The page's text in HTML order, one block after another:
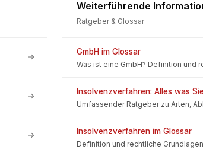
Weiterführende
Ratgeber & Glossar
GmbH im Glossar
Was ist eine GmbH? Definition und
Insolvenzverfahren: Alles was
Umfassender Ratgeber zu Arten,
Insolvenzverfahren im Glossar
Definition und rechtliche